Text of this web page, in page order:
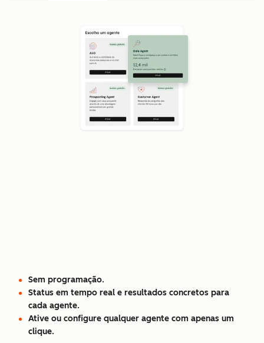
Sem programação.
Status em tempo real e resultados concretos para
cada agente.
Ative ou configure qualquer agente com apenas um
clique.